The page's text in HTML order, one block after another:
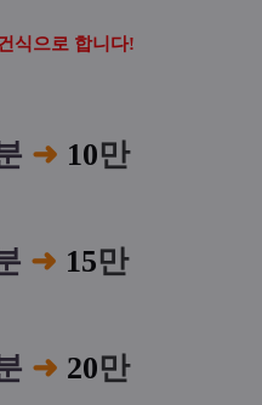
으로 합니다!
➜ 10만
➜ 15만
➜ 20만